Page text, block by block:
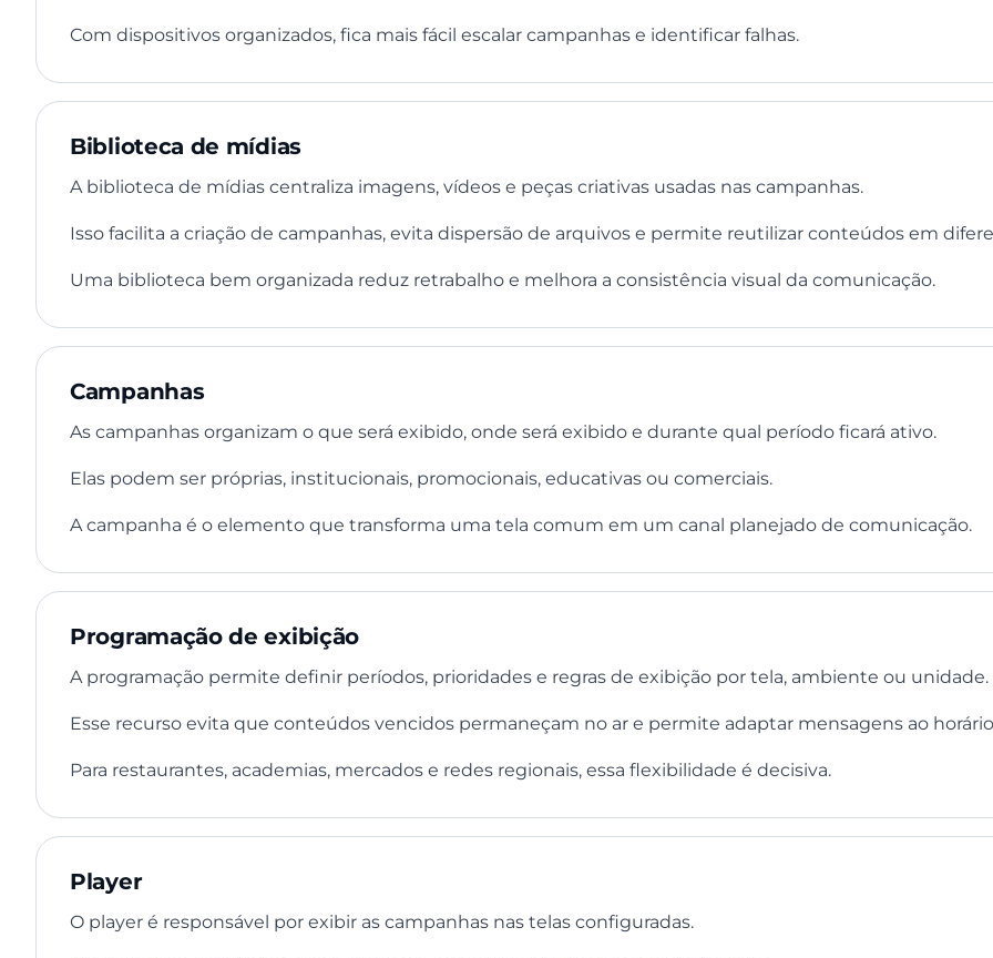
Com dispositivos organizados, fica mais fácil escalar campanhas e identificar falhas.
Biblioteca de mídias
A biblioteca de mídias centraliza imagens, vídeos e peças criativas usadas nas campanhas.
Isso facilita a criação de campanhas, evita dispersão de arquivos e permite reutilizar conteúdos em
Uma biblioteca bem organizada reduz retrabalho e melhora a consistência visual da comunicação.
Campanhas
As campanhas organizam o que será exibido, onde será exibido e durante qual período ficará ativo.
Elas podem ser próprias, institucionais, promocionais, educativas ou comerciais.
A campanha é o elemento que transforma uma tela comum em um canal planejado de comunicação.
Programação de exibição
A programação permite definir períodos, prioridades e regras de exibição por tela, ambiente ou unidade.
Esse recurso evita que conteúdos vencidos permaneçam no ar e permite adaptar mensagens ao
Para restaurantes, academias, mercados e redes regionais, essa flexibilidade é decisiva.
Player
O player é responsável por exibir as campanhas nas telas configuradas.